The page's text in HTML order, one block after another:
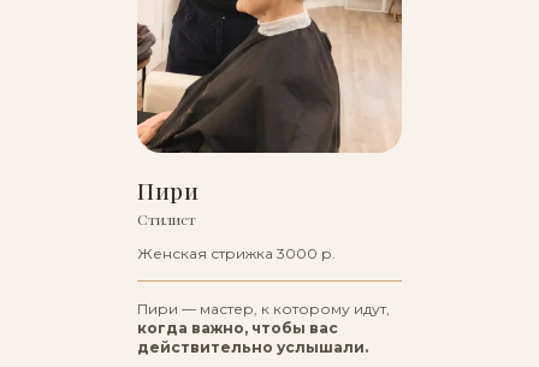
Пири
Стилист
Женская стрижка 3000 р.
Пири — мастер, к которому идут,
когда важно, чтобы вас
действительно услышали.